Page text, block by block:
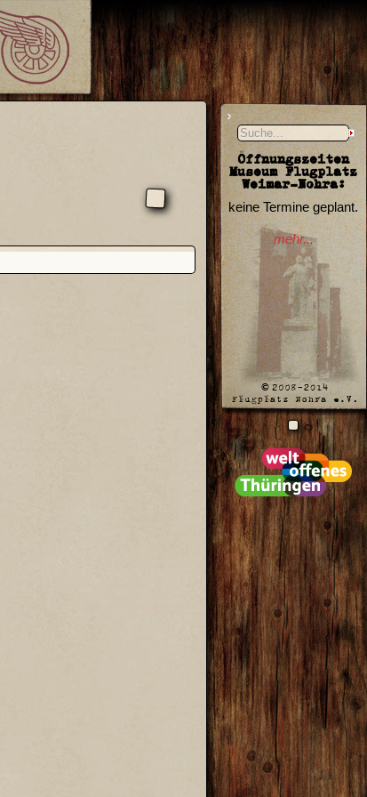
Öffnungszeiten
Museum Flugplatz
Weimar-Nohra:
keine Termine geplant.
mehr...